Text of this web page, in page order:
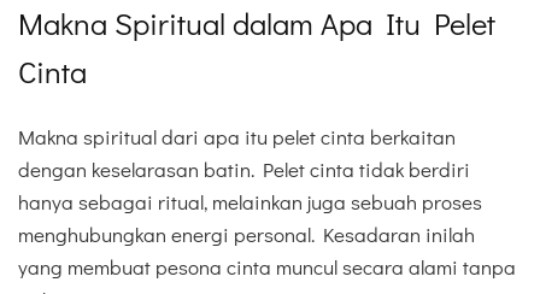
Makna Spiritual dalam Apa Itu Pelet
Cinta
Makna spiritual dari apa itu pelet cinta berkaitan
dengan keselarasan batin. Pelet cinta tidak berdiri
hanya sebagai ritual, melainkan juga sebuah proses
menghubungkan energi personal. Kesadaran inilah
yang membuat pesona cinta muncul secara alami tanpa